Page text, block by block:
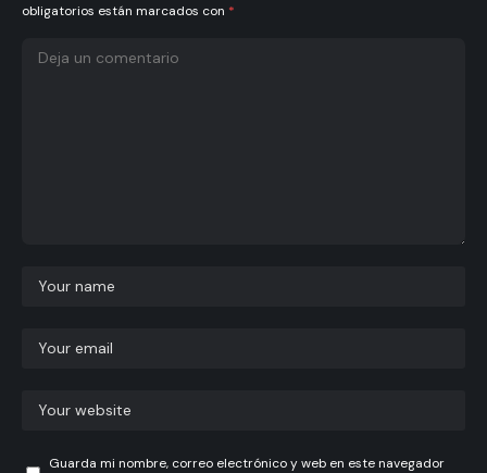
obligatorios están marcados con *
Guarda mi nombre, correo electrónico y web en este navegador